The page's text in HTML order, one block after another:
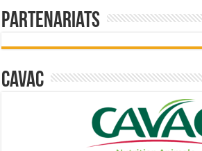
Partenariats
Cavac